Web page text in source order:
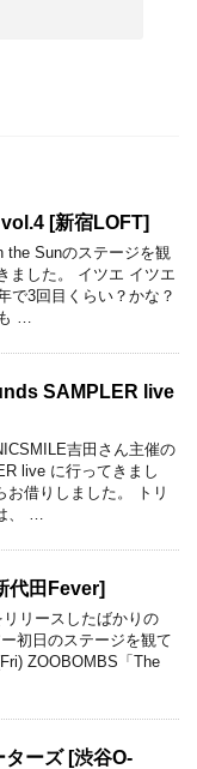
[新宿LOFT]
the Sunのステージを観
ました。 イツエ イツエ
で3回目くらい？かな？
…
SAMPLER live
吉田さん主催の
live に行ってきまし
お借りしました。 トリ
、 …
代田Fever]
リースしたばかりの
初日のステージを観て
ZOOBOMBS「The
ーズ [渋谷O-